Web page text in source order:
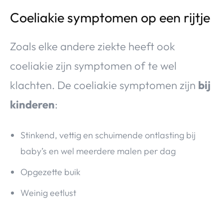
Coeliakie symptomen op een rijtje
Zoals elke andere ziekte heeft ook
coeliakie zijn symptomen of te wel
klachten. De coeliakie symptomen zijn bij
kinderen:
Stinkend, vettig en schuimende ontlasting bij
baby’s en wel meerdere malen per dag
Opgezette buik
Weinig eetlust